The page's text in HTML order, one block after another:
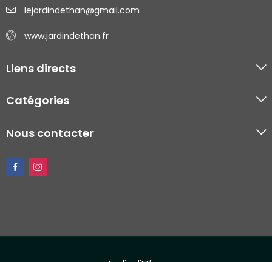
lejardindethan@gmail.com
www.jardindethan.fr
Liens directs
Catégories
Nous contacter